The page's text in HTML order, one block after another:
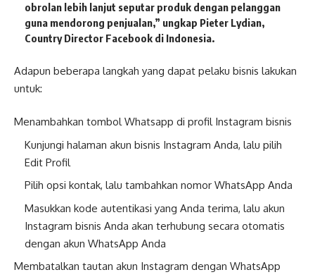
obrolan lebih lanjut seputar produk dengan pelanggan
guna mendorong penjualan,” ungkap Pieter Lydian,
Country Director Facebook di Indonesia.
Adapun beberapa langkah yang dapat pelaku bisnis lakukan
untuk:
Menambahkan tombol Whatsapp di profil Instagram bisnis
Kunjungi halaman akun bisnis Instagram Anda, lalu pilih
Edit Profil
Pilih opsi kontak, lalu tambahkan nomor WhatsApp Anda
Masukkan kode autentikasi yang Anda terima, lalu akun
Instagram bisnis Anda akan terhubung secara otomatis
dengan akun WhatsApp Anda
Membatalkan tautan akun Instagram dengan WhatsApp